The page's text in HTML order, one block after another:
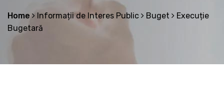
Home Informații de Interes Public Buget
Execuție
Bugetară